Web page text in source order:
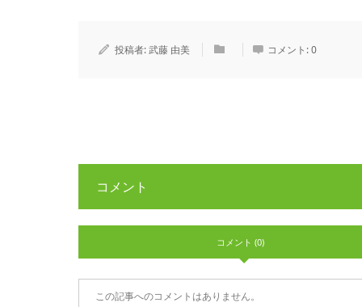
投稿者:武藤 由美 コメント:0
コメント
コメント (0)
この記事へのコメントはありません。